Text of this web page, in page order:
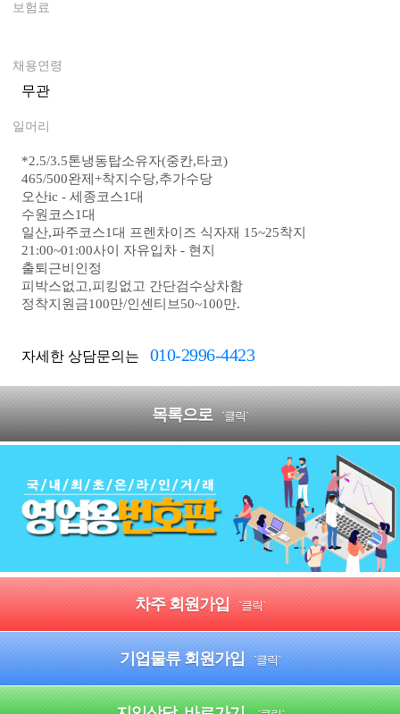
보험료
채용연령
무관
일머리
*2.5/3.5톤냉동탑소유자(중칸,타코)
465/500완제+착지수당,추가수당
오산ic - 세종코스1대
수원코스1대
일산,파주코스1대 프렌차이즈 식자재 15~25착지
21:00~01:00사이 자유입차 - 현지
출퇴근비인정
피박스없고,피킹없고 간단검수상차함
정착지원금100만/인센티브50~100만.
자세한 상담문의는 010-2996-4423
목록으로 `클릭`
차주 회원가입 `클릭`
기업물류 회원가입 `클릭`